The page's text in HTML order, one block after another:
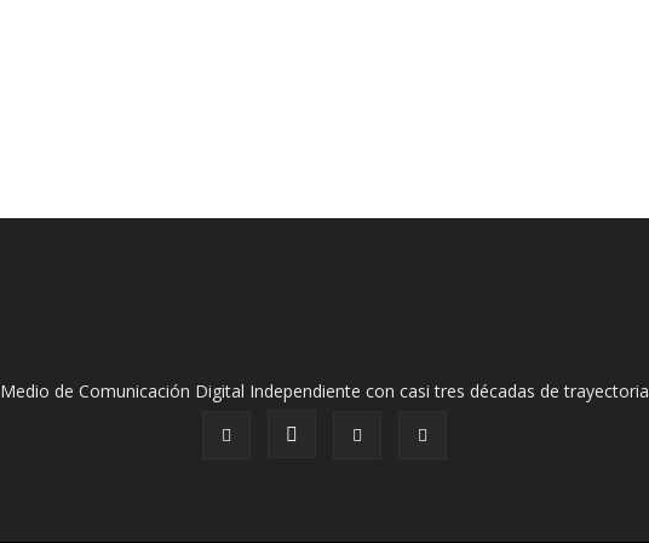
Medio de Comunicación Digital Independiente con casi tres décadas de trayectoria